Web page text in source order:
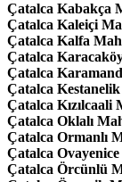
Çatalca Kabakça
Çatalca Kaleiçi
Çatalca Kalfa
Çatalca Karacaköy
Çatalca
Çatalca Kestanelik
Çatalca Kızılcaali
Çatalca Oklalı
Çatalca Ormanlı
Çatalca Ovayenice
Çatalca Örcünlü